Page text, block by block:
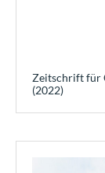
Zeitschrift für
(2022)